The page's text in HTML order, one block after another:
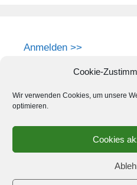
Cookie-
Wir verwenden Cookies, um unsere
optimieren.
Cookies
Anmelden >>